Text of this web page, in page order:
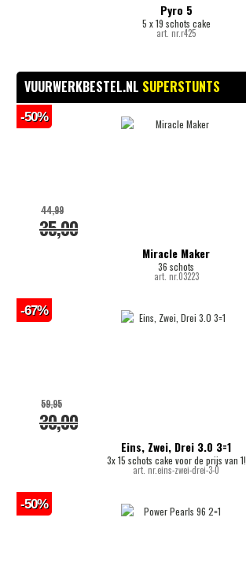
Pyro 5
5 x 19 schots cake
art. nr.r425
VUURWERKBESTEL.NL SUPERSTUNTS
Miracle Maker
36 schots
art. nr.03223
35,00
44,99
-50%
Eins, Zwei, Drei 3.0 3=1
3x 15 schots cake voor de prijs van 1!
art. nr.eins-zwei-drei-3-0
30,00
59,95
-67%
-50%